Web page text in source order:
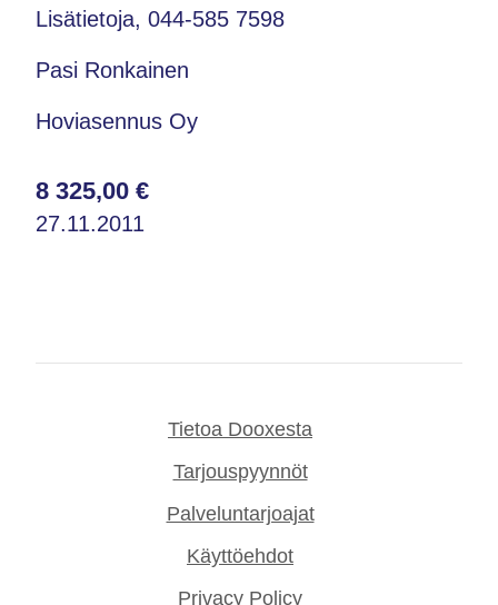
Lisätietoja, 044-585 7598
Pasi Ronkainen
Hoviasennus Oy
8 325,00 €
27.11.2011
Tietoa Dooxesta
Tarjouspyynnöt
Palveluntarjoajat
Käyttöehdot
Privacy Policy